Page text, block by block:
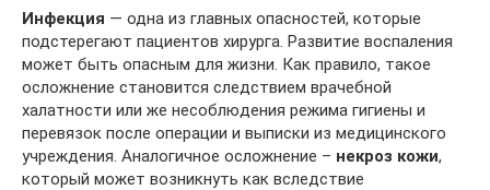
Инфекция — одна из главных опасностей, которые
подстерегают пациентов хирурга. Развитие воспаления
может быть опасным для жизни. Как правило, такое
осложнение становится следствием врачебной
халатности или же несоблюдения режима гигиены и
перевязок после операции и выписки из медицинского
учреждения. Аналогичное осложнение – некроз кожи,
который может возникнуть как вследствие